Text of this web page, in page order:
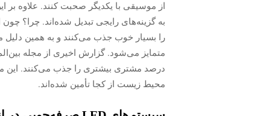
از موسیقی با یکدیگر صحبت کنند. علاوه بر
به گزینه‌های رایجی تبدیل شده‌اند. چرا؟
را بسیار خوب جذب می‌کنند و به همین دلیل
درصد مشتری بیشتری را جذب می‌کنند. این
محیط زیست از کجا تأمین شده‌اند.